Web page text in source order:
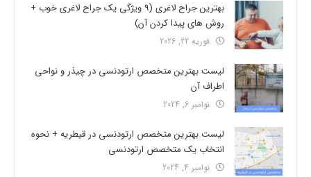
بهترین جراح لاغری (9 ویژگی یک جراح لاغری خوب +
روش های پیدا کردن آن)
فوریه 22, 2026
لیست بهترین متخصص ارتودنسی در چیذر و نواحی
اطراف آن
نوامبر 6, 2024
لیست بهترین متخصص ارتودنسی در قیطریه + نحوه
انتخاب یک متخصص ارتودنسی
نوامبر 4, 2024